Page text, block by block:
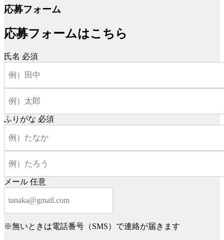
応募フォーム
応募フォームはこちら
氏名 必須
ふりがな 必須
メール 任意
※無いときは電話番号（SMS）で連絡が届きます